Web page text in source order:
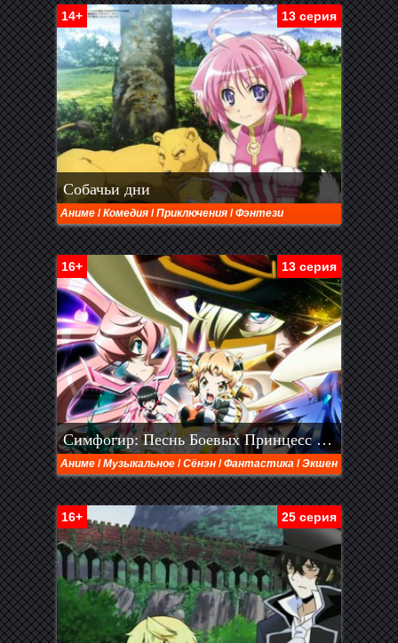
13 серия
14+
Собачьи дни
Аниме /Комедия /Приключения /Фэнтези
13 серия
16+
Симфогир: Песнь Боевых Принцесс 3 cезон
Аниме /Музыкальное /Сёнэн /Фантастика /Экшен
25 серия
16+